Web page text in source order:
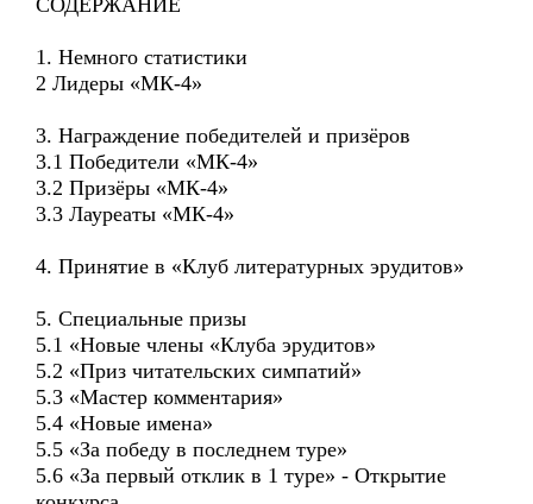
СОДЕРЖАНИЕ
1. Немного статистики
2 Лидеры «МК-4»
3. Награждение победителей и призёров
3.1 Победители «МК-4»
3.2 Призёры «МК-4»
3.3 Лауреаты «МК-4»
4. Принятие в «Клуб литературных эрудитов»
5. Специальные призы
5.1 «Новые члены «Клуба эрудитов»
5.2 «Приз читательских симпатий»
5.3 «Мастер комментария»
5.4 «Новые имена»
5.5 «За победу в последнем туре»
5.6 «За первый отклик в 1 туре» - Открытие